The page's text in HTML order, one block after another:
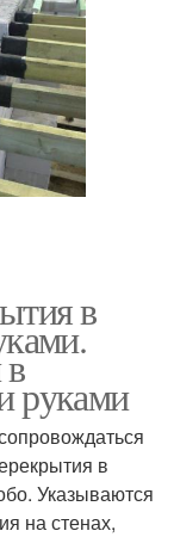
в
руками
в
Указываются
на стенах,